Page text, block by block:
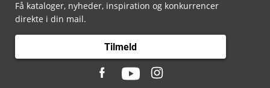
Få kataloger, nyheder, inspiration og konkurrencer
direkte i din mail.
Tilmeld